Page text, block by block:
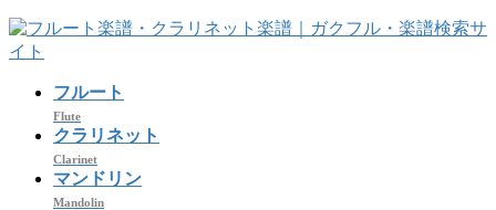
コ
ン
ナ
ビ
フルート
Flute
クラリネット
Clarinet
マンドリン
Mandolin